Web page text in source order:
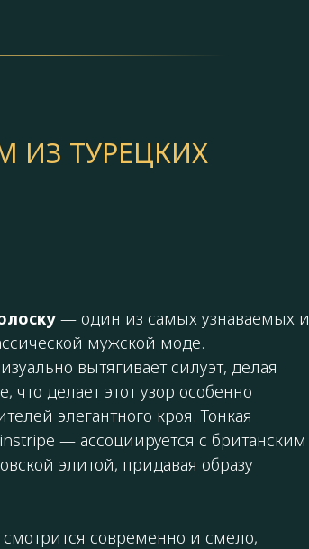
ТУРЕЦКИХ
— один из самых узнаваемых и
мужской моде.
вытягивает силуэт, делая
делает этот узор особенно
элегантного кроя. Тонкая
— ассоциируется с британским
элитой, придавая образу
современно и смело,